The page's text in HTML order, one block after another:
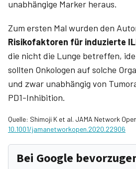
unabhängige Marker heraus.
Zum ersten Mal wurden den
Risikofaktoren für induzierte
die nicht die Lunge betreffen,
sollten Onkologen auf solche
und zwar unabhängig von
PD1-Inhibition.
Quelle: Shimoji K et al. JAMA Network
10.1001/jamanetworkopen.2020.22906
Bei Google